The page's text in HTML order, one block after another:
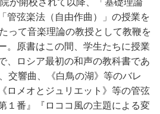
が開校されて以降、「基礎理論
管弦楽法（自由作曲）」の授業を
って音楽理論の教授として教鞭を
。原書はこの間、学生たちに授業
、ロシア最初の和声の教科書であ
交響曲、《白鳥の湖》等のバレ
ロメオとジュリエット》等の管弦
１番』『ロココ風の主題による変